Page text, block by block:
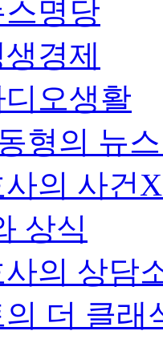
명당
경제
오생활
형의 뉴
의 사건
상식
의 상담
더 클래